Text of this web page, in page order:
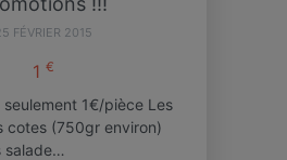
FÉVRIER 2015
1 €
1€/pièce Les
cotes (750gr environ)
salade…